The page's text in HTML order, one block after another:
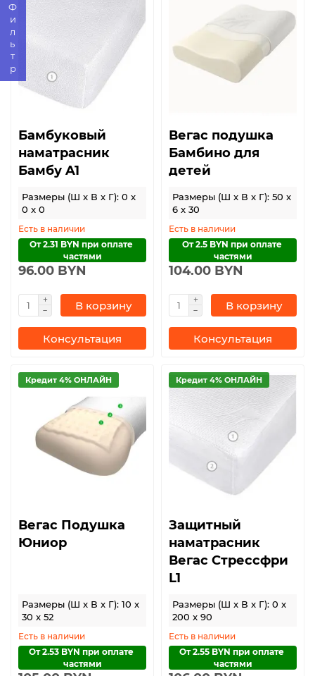
Фильтр
Бамбуковый
наматрасник
Бамбу A1
Размеры (Ш x В x Г): 0 x
0 x 0
Есть в наличии
От 2.31 BYN при оплате
частями
96.00 BYN
В корзину
Консультация
Вегас подушка
Бамбино для
детей
Размеры (Ш x В x Г): 50 x
6 x 30
Есть в наличии
От 2.5 BYN при оплате
частями
104.00 BYN
В корзину
Консультация
Кредит 4% ОНЛАЙН
Вегас Подушка
Юниор
Размеры (Ш x В x Г): 10 x
30 x 52
Есть в наличии
От 2.53 BYN при оплате
частями
Кредит 4% ОНЛАЙН
Защитный
наматрасник
Вегас Стрессфри
L1
Размеры (Ш x В x Г): 0 x
200 x 90
Есть в наличии
От 2.55 BYN при оплате
частями